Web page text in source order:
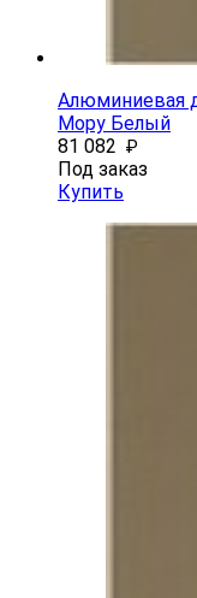
Алюминиевая
Мору Белый
81 082 ₽
Под заказ
Купить